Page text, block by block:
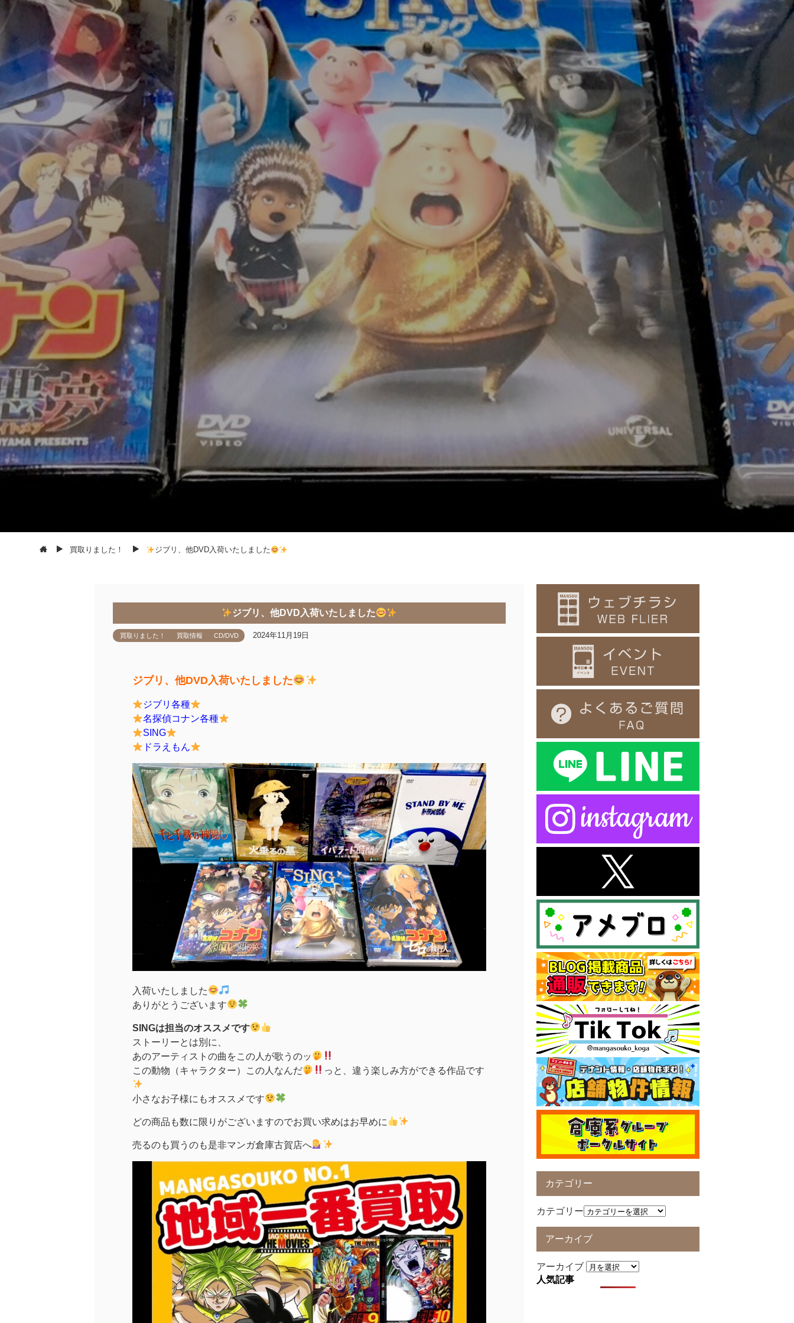
買取りました！ ジブリ、他DVD入荷いたしました
ジブリ、他DVD入荷いたしました
買取りました！ 買取情報 CD/DVD 2024年11月19日
ジブリ、他DVD入荷いたしました
ジブリ各種
名探偵コナン各種
SING
ドラえもん
入荷いたしました
ありがとうございます
SINGは担当のオススメです
ストーリーとは別に、
あのアーティストの曲をこの人が歌うのッ
この動物（キャラクター）この人なんだ
っと、違う楽しみ方ができる作品です
小さなお子様にもオススメです
どの商品も数に限りがございますのでお買い求めはお早めに
売るのも買うのも是非マンガ倉庫古賀店へ
カテゴリー
カテゴリー
アーカイブ
アーカイブ
人気記事